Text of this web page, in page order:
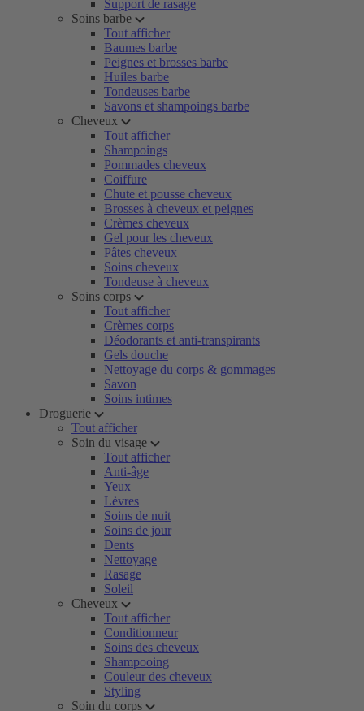
Support de rasage
Soins barbe
Tout afficher
Baumes barbe
Peignes et brosses barbe
Huiles barbe
Tondeuses barbe
Savons et shampoings barbe
Cheveux
Tout afficher
Shampoings
Pommades cheveux
Coiffure
Chute et pousse cheveux
Brosses à cheveux et peignes
Crèmes cheveux
Gel pour les cheveux
Pâtes cheveux
Soins cheveux
Tondeuse à cheveux
Soins corps
Tout afficher
Crèmes corps
Déodorants et anti-transpirants
Gels douche
Nettoyage du corps & gommages
Savon
Soins intimes
Droguerie
Tout afficher
Soin du visage
Tout afficher
Anti-âge
Yeux
Lèvres
Soins de nuit
Soins de jour
Dents
Nettoyage
Rasage
Soleil
Cheveux
Tout afficher
Conditionneur
Soins des cheveux
Shampooing
Couleur des cheveux
Styling
Soin du corps